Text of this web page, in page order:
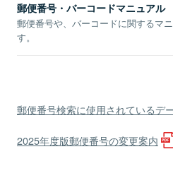
郵便番号・バーコードマニュアル
郵便番号や、バーコードに関するマ
す。
郵便番号検索に使用されているデ
2025年度版郵便番号の変更案内